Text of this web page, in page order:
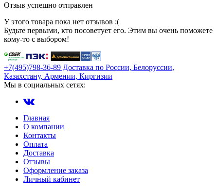
Отзыв успешно отправлен
У этого товара пока нет отзывов :(
Будьте первыми, кто посоветует его. Этим вы очень поможете
кому-то с выбором!
+7(495)798-36-89 Доставка по России, Белоруссии,
Казахстану, Армении, Киргизии
Мы в социальных сетях:
Главная
О компании
Контакты
Оплата
Доставка
Отзывы
Оформление заказа
Личный кабинет